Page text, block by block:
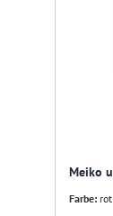
Meiko
Farbe: rot